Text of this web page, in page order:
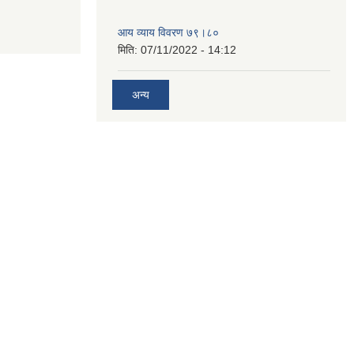
आय व्याय विवरण ७९।८०
मिति: 07/11/2022 - 14:12
अन्य